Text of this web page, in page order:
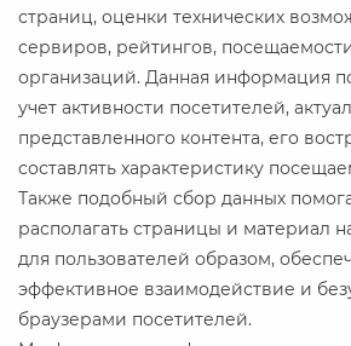
страниц, оценки технических
сервиров, рейтингов,
организаций. Данная информация
учет активности посетителей,
представленного контента, его
составлять характеристику
Также подобный сбор данных
располагать страницы и материал
для пользователей образом,
эффективное взаимодействие и
браузерами посетителей.